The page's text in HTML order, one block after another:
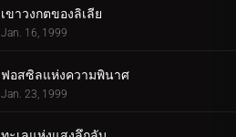
เขาวงกตของลิเลีย
Jan. 16, 1999
ฟอสซิลแห่งความพินาศ
Jan. 23, 1999